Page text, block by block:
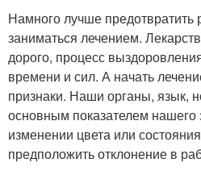
Намного лучше предотвратить
заниматься лечением.
дорого, процесс
времени и сил. А начать
признаки. Наши органы, язык,
основным показателем нашего
изменении цвета или
предположить отклонение в